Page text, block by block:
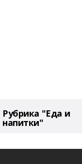
Рубрика "Еда и
напитки"